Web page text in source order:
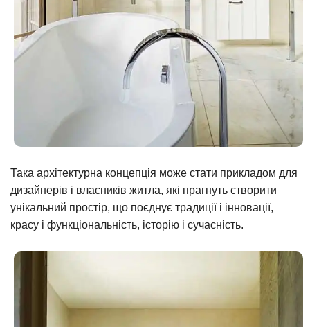
Така архітектурна концепція може стати прикладом для
дизайнерів і власників житла, які прагнуть створити
унікальний простір, що поєднує традиції і інновації,
красу і функціональність, історію і сучасність.